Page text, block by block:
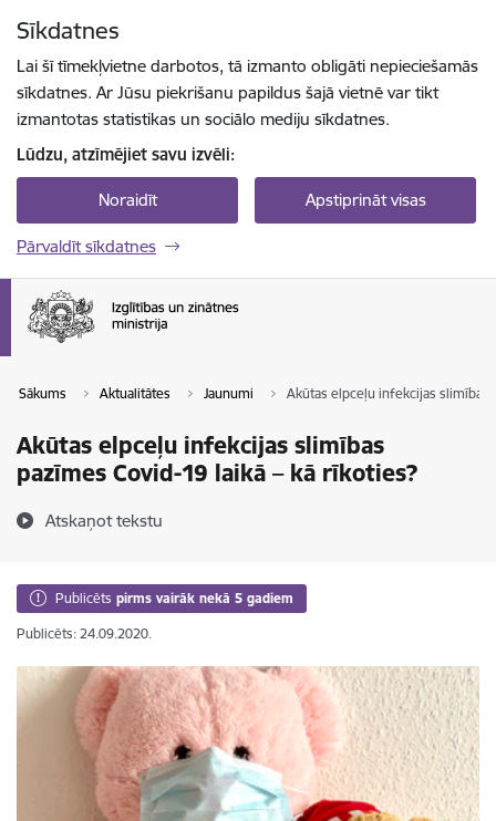
Sīkdatnes
Lai šī tīmekļvietne darbotos, tā izmanto obligāti nepieciešamās
sīkdatnes. Ar Jūsu piekrišanu papildus šajā vietnē var tikt
izmantotas statistikas un sociālo mediju sīkdatnes.
Lūdzu, atzīmējiet savu izvēli:
Noraidīt Apstiprināt visas
Pārvaldīt sīkdatnes
Sākums Aktualitātes Jaunumi Akūtas elpceļu infekcijas slimības
Akūtas elpceļu infekcijas slimības
pazīmes Covid-19 laikā – kā rīkoties?
Atskaņot tekstu
Publicēts pirms vairāk nekā 5 gadiem
Publicēts: 24.09.2020.